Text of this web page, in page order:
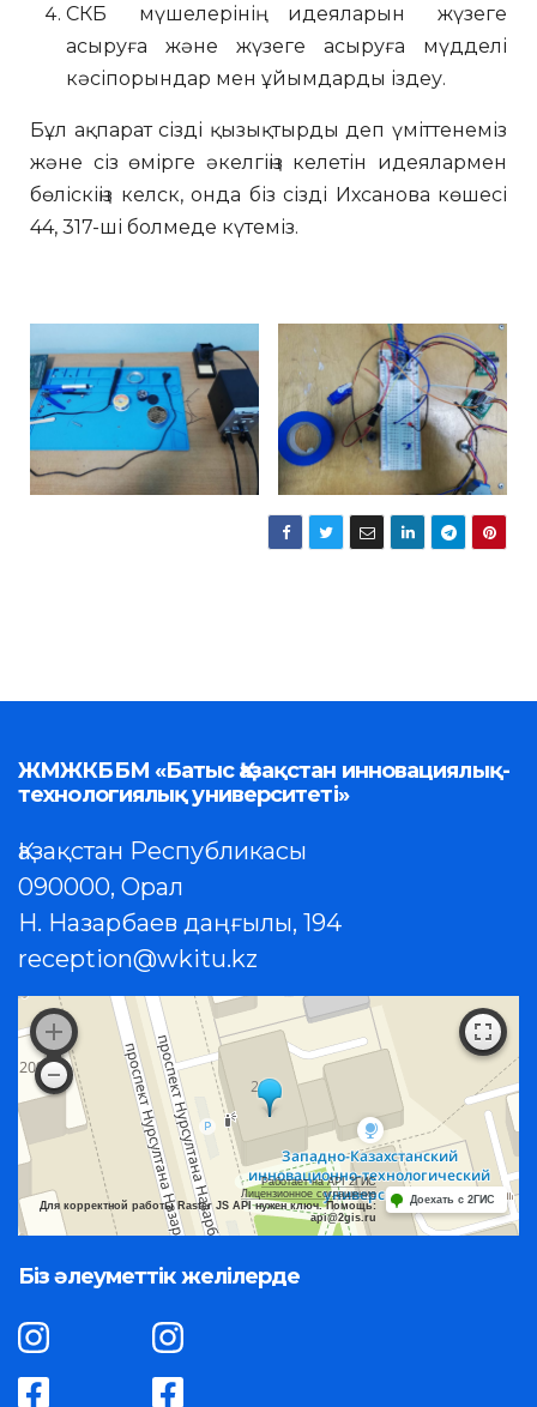
СКБ мүшелерінің идеяларын жүзеге
асыруға және жүзеге асыруға мүдделі
кәсіпорындар мен ұйымдарды іздеу.
Бұл ақпарат сізді қызықтырды деп үміттенеміз
және сіз өмірге әкелгіңіз келетін идеялармен
бөліскіңіз келск, онда біз сізді Ихсанова көшесі
44, 317-ші болмеде күтеміз.
ЖМЖКББМ «Батыс Қазақстан инновациялық-
технологиялық университеті»
Қазақстан Республикасы
090000, Орал
Н. Назарбаев даңғылы, 194
reception@wkitu.kz
Работает на API 2ГИС
Лицензионное соглашение
Для корректной работы Raster JS API нужен ключ. Помощь:
api@2gis.ru
Доехать с 2ГИС
Біз әлеуметтік желілерде